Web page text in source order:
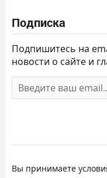
Подписка
Подпишитесь на
новости о сайте и
Вы принимаете